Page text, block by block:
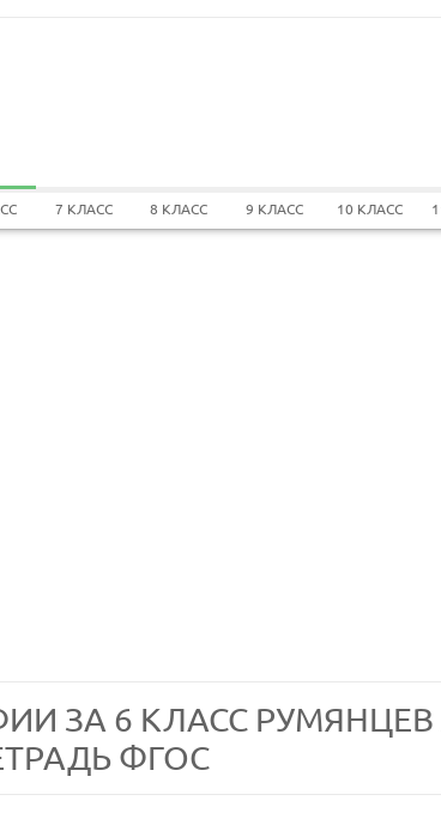
7 КЛАСС 8 КЛАСС 9 КЛАСС 10 КЛАСС
ЗА 6 КЛАСС
ФГОС